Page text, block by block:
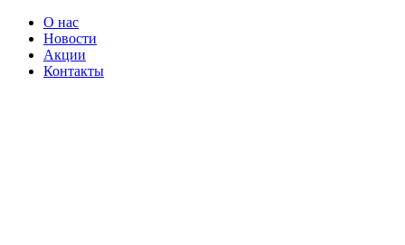
О нас
Новости
Акции
Контакты